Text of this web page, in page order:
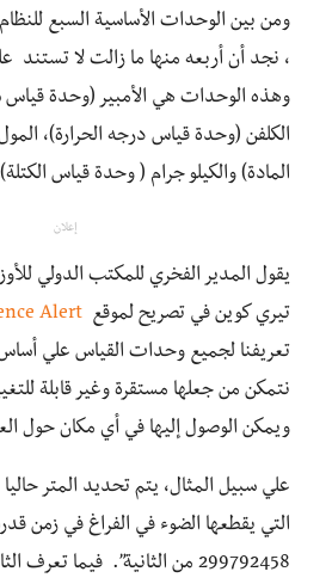
، نجد أن أربعه منها ما زالت لا تستند
وهذه الوحدات هي الأمبير (وحدة قياس
الكلفن (وحدة قياس درجه الحرارة)،
المادة) والكيلو جرام ( وحدة قياس
إعلان
تيري كوين في تصريح لموقع Alert
تعريفنا لجميع وحدات القياس علي أساس
نتمكن من جعلها مستقرة وغير قابلة
ويمكن الوصول إليها في أي مكان حول
علي سبيل المثال، يتم تحديد المتر
التي يقطعها الضوء في الفراغ في زمن
299792458 من الثانية”. فيما ت
عرف